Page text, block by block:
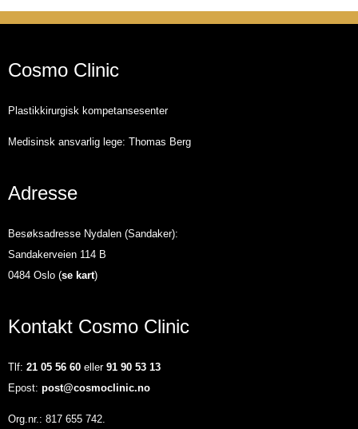
Cosmo Clinic
Plastikkirurgisk kompetansesenter
Medisinsk ansvarlig lege: Thomas Berg
Adresse
Besøksadresse Nydalen (Sandaker):
Sandakerveien 114 B
0484 Oslo (se kart)
Kontakt Cosmo Clinic
Tlf: 21 05 56 60 eller 91 90 53 13
Epost: post@cosmoclinic.no
Org.nr.: 817 655 742.